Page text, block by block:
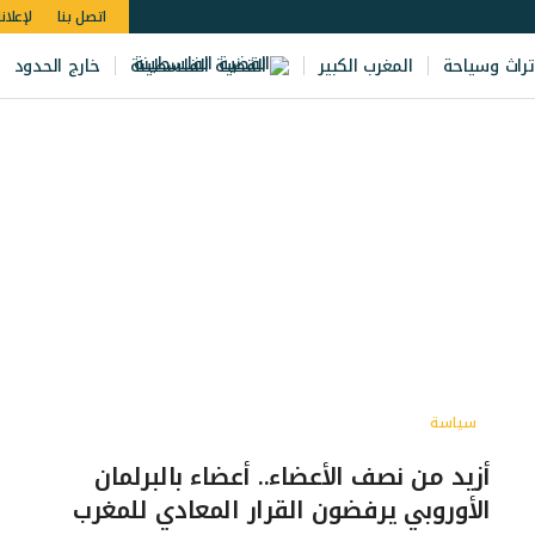
اتصل بنا
تراث وسياحة المغرب الكبير القضية الفلسطينة خارج الحدود
سياسة
أزيد من نصف الأعضاء.. أعضاء بالبرلمان
الأوروبي يرفضون القرار المعادي للمغرب